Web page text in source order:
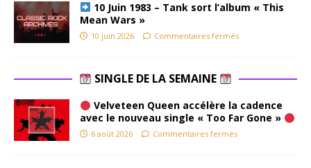
10 Juin 1983 – Tank sort l’album « This
Mean Wars »
10 juin 2026 Commentaires fermés
SINGLE DE LA SEMAINE
Velveteen Queen accélère la cadence
avec le nouveau single « Too Far Gone »
6 août 2026 Commentaires fermés